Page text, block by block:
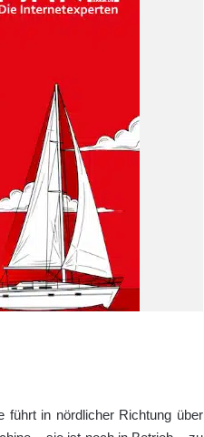
führt in nördlicher Richtung über